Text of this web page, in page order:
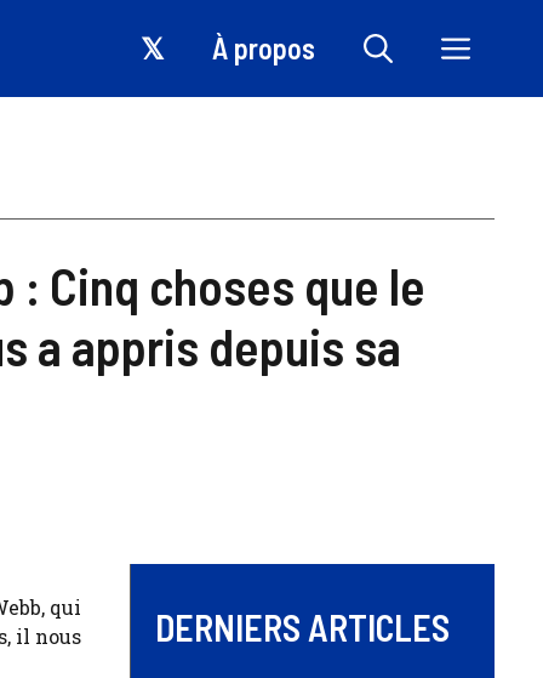
𝕏 À propos
: Cinq choses que le
a appris depuis sa
qui
il nous
DERNIERS ARTICLES